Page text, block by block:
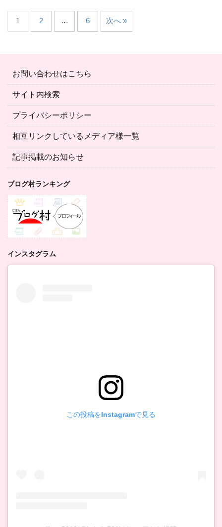
1 2 … 6 次へ »
お問い合わせはこちら
サイト内検索
プライバシーポリシー
相互リンクしているメディア様一覧
記事掲載のお知らせ
ブログ村ランキング
インスタグラム
この投稿をInstagramで見る